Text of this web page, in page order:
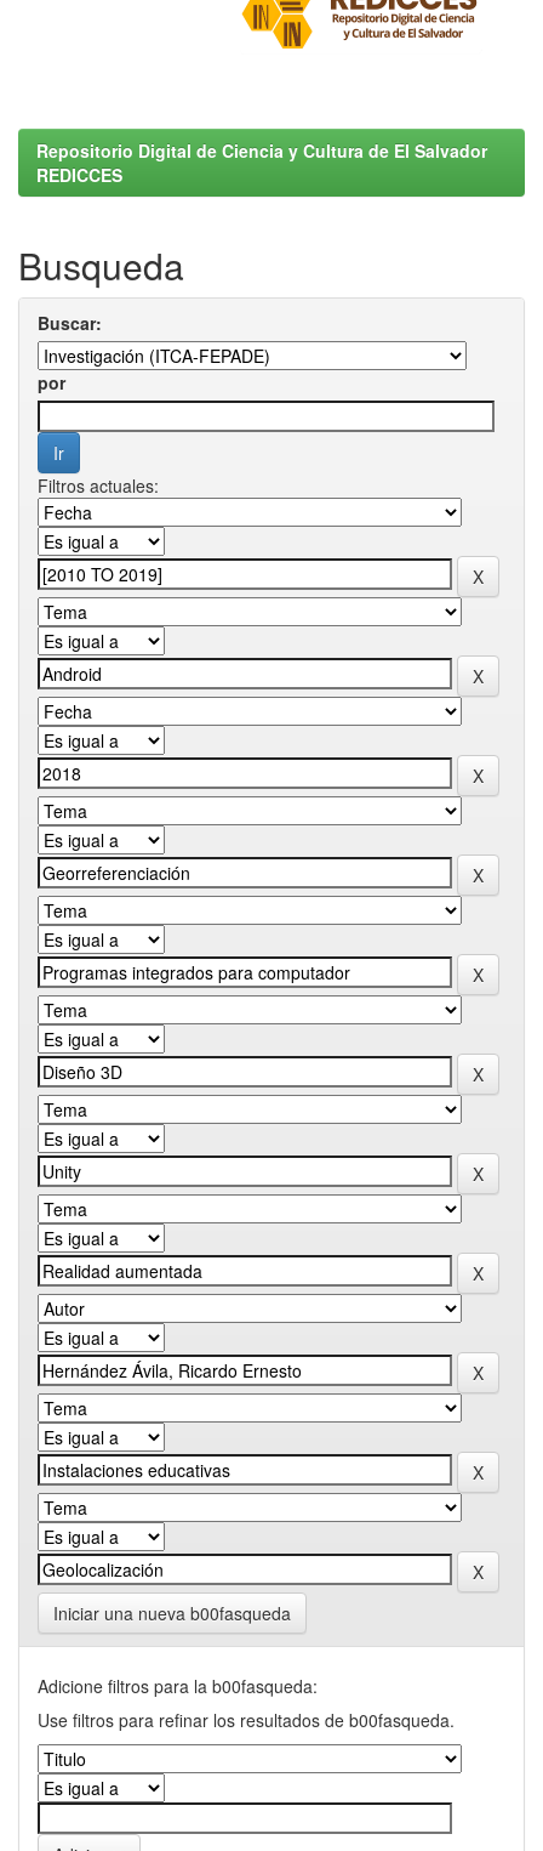
Repositorio Digital de Ciencia y Cultura de El Salvador
REDICCES
Busqueda
Buscar:
por
Filtros actuales:
Iniciar una nueva b00fasqueda
Adicione filtros para la b00fasqueda:
Use filtros para refinar los resultados de b00fasqueda.